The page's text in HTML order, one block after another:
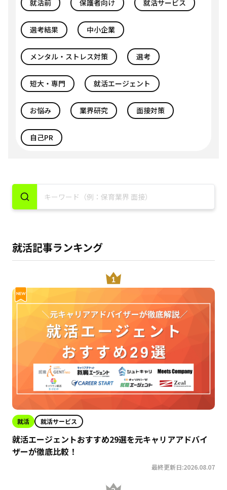
就活前 保護者向け 就活サービス
選考結果 中小企業
メンタル・ストレス対策 選考
短大・専門 就活エージェント
お悩み 業界研究 面接対策
自己PR
就活記事ランキング
就活 就活サービス
就活エージェントおすすめ29選を元キャリアアドバイ
ザーが徹底比較！
最終更新日:2026.08.07